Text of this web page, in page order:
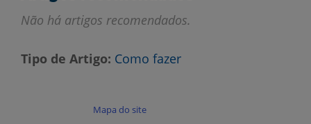
Não há artigos recomendados.
Tipo de Artigo Como fazer
Mapa do site